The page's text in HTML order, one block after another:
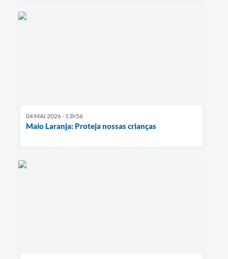
04 MAI 2026 - 13h56
Maio Laranja: Proteja nossas crianças